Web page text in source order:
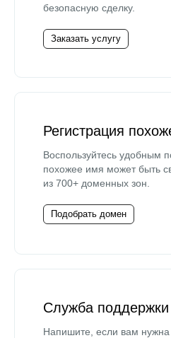
безопасную сделку.
Заказать услугу
Регистрация
Воспользуйтесь удобным
похожее имя может быть
из 700+ доменных зон.
Подобрать домен
Служба поддержки
Напишите, если вам